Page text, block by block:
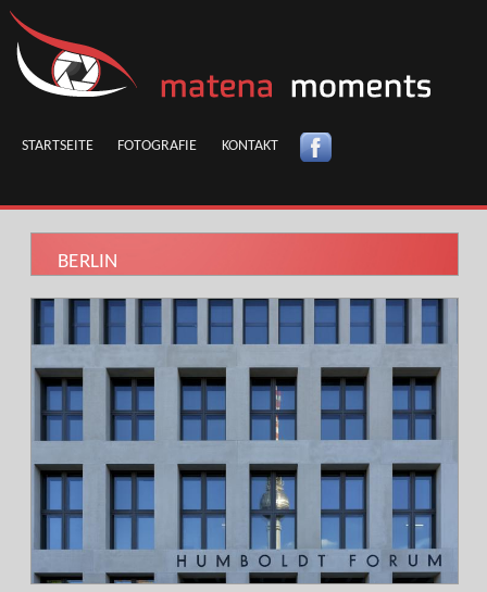
STARTSEITE FOTOGRAFIE KONTAKT
BERLIN